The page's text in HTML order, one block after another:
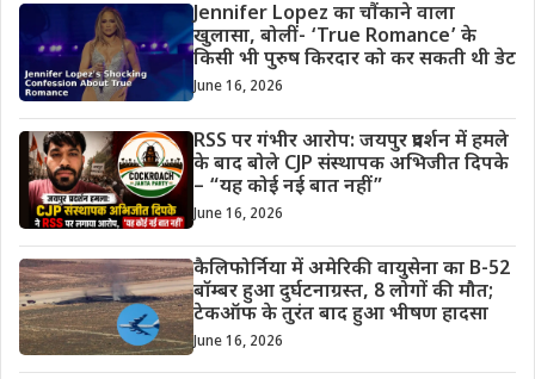
Jennifer Lopez का चौंकाने वाला
खुलासा, बोलीं- ‘True Romance’ के
किसी भी पुरुष किरदार को कर सकती थी डेट
June 16, 2026
RSS पर गंभीर आरोप: जयपुर प्रदर्शन में हमले
के बाद बोले CJP संस्थापक अभिजीत दिपके
– “यह कोई नई बात नहीं”
June 16, 2026
कैलिफोर्निया में अमेरिकी वायुसेना का B-52
बॉम्बर हुआ दुर्घटनाग्रस्त, 8 लोगों की मौत;
टेकऑफ के तुरंत बाद हुआ भीषण हादसा
June 16, 2026